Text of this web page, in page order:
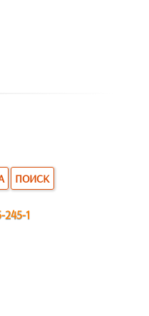
ПОИСК
245-1